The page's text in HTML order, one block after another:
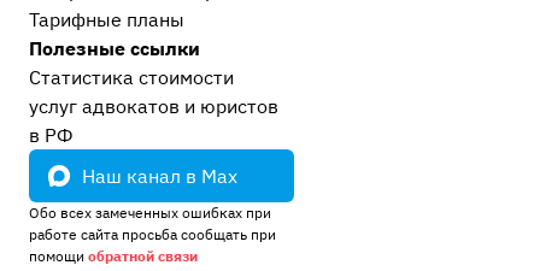
Тарифные планы
Полезные ссылки
Статистика стоимости
услуг адвокатов и юристов
в РФ
Наш канал в Max
Обо всех замеченных ошибках при
работе сайта просьба сообщать при
помощи обратной связи